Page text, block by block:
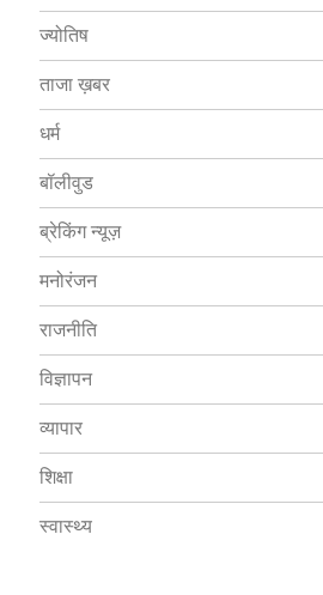
ज्योतिष
ताजा ख़बर
धर्म
बॉलीवुड
ब्रेकिंग न्यूज़
मनोरंजन
राजनीति
विज्ञापन
व्यापार
शिक्षा
स्वास्थ्य